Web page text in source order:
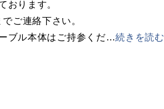
おります。
ご連絡下さい。
ブル本体はご持参くだ…続きを読む